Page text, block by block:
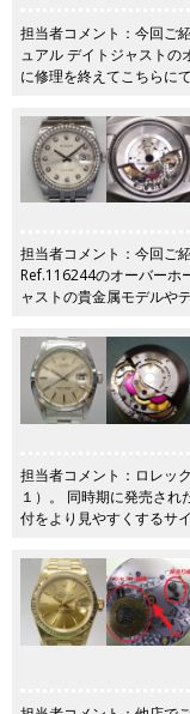
担当者コメント：今回ご
ュアル デイトジャストの
に修理を終えてこちらに
担当者コメント：今回ご
Ref.116244のオーバーホ
ャストの貴金属モデルや
担当者コメント：ロレッ
１）。 同時期に発売さ
付をより見やすくするサ